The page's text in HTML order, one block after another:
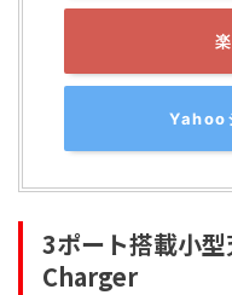
Yahoo
3ポート搭載小
Charger